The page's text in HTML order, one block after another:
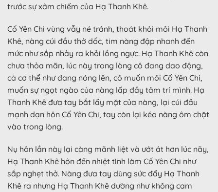
trước sự xâm chiếm của Hạ Thanh Khê.
Cố Yên Chi vùng vẫy né tránh, thoát khỏi môi Hạ Thanh
Khê, nàng cúi đầu thở dốc, tim nàng đập nhanh đến
mức như sắp nhảy ra khỏi lồng ngực. Hạ Thanh Khê còn
chưa thỏa mãn, lúc này trong lòng cô đang dao động,
cả cơ thể như đang nóng lên, cô muốn môi Cố Yên Chi,
muốn sự ngọt ngào của nàng lấp đầy tâm trí mình. Hạ
Thanh Khê đưa tay bắt lấy mặt của nàng, lại cúi đầu
mạnh dạn hôn Cố Yên Chi, tay còn lại kéo nàng ôm chặt
vào trong lòng.
Nụ hôn lần này lại càng mãnh liệt và ướt át hơn lúc nãy,
Hạ Thanh Khê hôn đến nhiệt tình làm Cố Yên Chi như
sắp nghẹt thở. Nàng đưa tay dùng sức đẩy Hạ Thanh
Khê ra nhưng Hạ Thanh Khê dường như không cam